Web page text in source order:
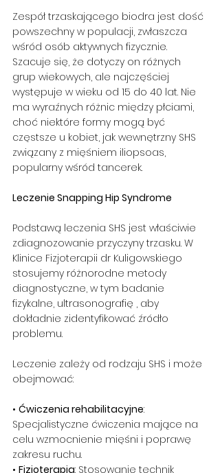
Zespół trzaskającego biodra jest dość
powszechny w populacji, zwłaszcza
wśród osób aktywnych fizycznie.
Szacuje się, że dotyczy on różnych
grup wiekowych, ale najczęściej
występuje w wieku od 15 do 40 lat. Nie
ma wyraźnych różnic między płciami,
choć niektóre formy mogą być
częstsze u kobiet, jak wewnętrzny SHS
związany z mięśniem iliopsoas,
popularny wśród tancerek.
Leczenie Snapping Hip Syndrome
Podstawą leczenia SHS jest właściwie
zdiagnozowanie przyczyny trzasku. W
Klinice Fizjoterapii dr Kuligowskiego
stosujemy różnorodne metody
diagnostyczne, w tym badanie
fizykalne, ultrasonografię , aby
dokładnie zidentyfikować źródło
problemu.
Leczenie zależy od rodzaju SHS i może
obejmować:
• Ćwiczenia rehabilitacyjne:
Specjalistyczne ćwiczenia mające na
celu wzmocnienie mięśni i poprawę
zakresu ruchu.
• Fizjoterapia: Stosowanie technik